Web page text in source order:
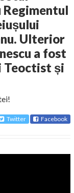
Regimentul
Ulterior
a fost
Teoctist și
Twitter Facebook